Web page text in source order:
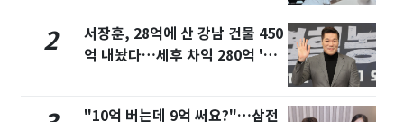
2
서장훈, 28억에 산 강남 건물 450
억 내놨다…세후 차익 280억 '잭
"10억 버는데 9억 써요?"…삼전